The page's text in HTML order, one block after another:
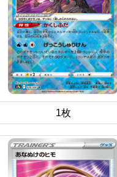
1枚